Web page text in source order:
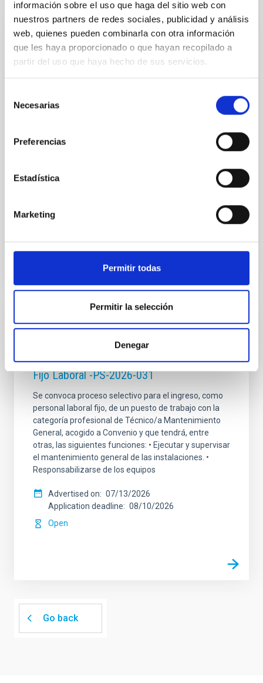
información sobre el uso que haga del sitio web con
nuestros partners de redes sociales, publicidad y análisis
web, quienes pueden combinarla con otra información
que les haya proporcionado o que hayan recopilado a
partir del uso que haya hecho de sus servicios.
Necesarias
Preferencias
Estadística
Marketing
Permitir todas
Permitir la selección
Denegar
PERMANENT (OPEN TO PUBLIC)
Un contrato - Técnico/a de Taller -
Especialidad Mecánica- Fijo Laboral - PS-
Se convoca proceso selectivo para el ingreso, como
categoría profesional de Técnico/a de Taller, acogido
al Convenio y que tendrá, entre otras, las siguientes
empleando máquinas herramienta
Application deadline
PERMANENT (OPEN TO PUBLIC)
Un contrato - Técnico/a Mantenimiento
General Observatorios (ORM-La Palma) -
Fijo Laboral -PS-2026-031
Se convoca proceso selectivo para el ingreso, como
personal laboral fijo, de un puesto de trabajo con la
categoría profesional de Técnico/a Mantenimiento
General, acogido a Convenio y que tendrá, entre
otras, las siguientes funciones: • Ejecutar y supervisar
el mantenimiento general de las instalaciones. •
Responsabilizarse de los equipos
Advertised on
07/13/2026
Application deadline
08/10/2026
Open
Go back